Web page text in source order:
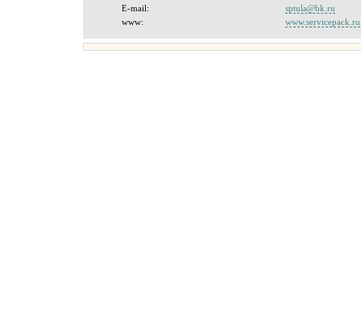
E-mail:
sptula@bk.ru
www:
www.servicepack.ru